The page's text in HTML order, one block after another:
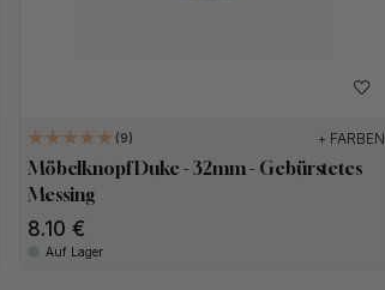
9 + FARBEN
Möbelknopf Duke - 32mm - Gebürstetes
Messing
8.10
Auf Lager